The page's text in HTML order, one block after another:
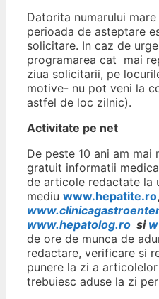
Datorita numarului
perioada de asteptare
solicitare. In caz de
programarea cat mai
ziua solicitarii, pe
motive- nu pot veni la
astfel de loc zilnic).
Activitate pe net
De peste 10 ani am
gratuit informatii
de articole redactate la
mediu www.hepatite.ro,
www.hepatolog.ro si
de ore de munca de
redactare, verificare si
punere la zi a
trebuiesc aduse la zi